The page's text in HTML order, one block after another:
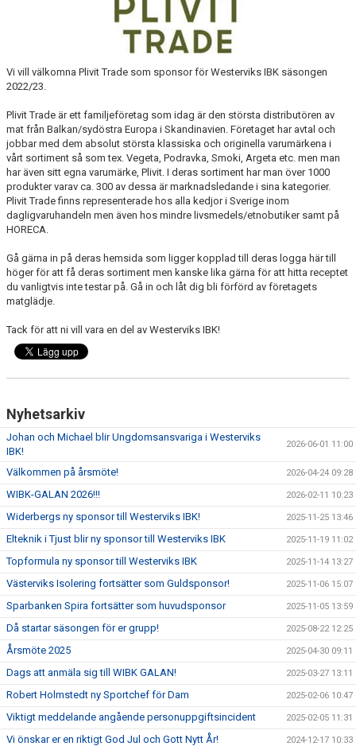
INFORMATION
Vi vill välkomna Plivit Trade som sponsor för Westerviks IBK säsongen
2022/23.
Plivit Trade är ett familjeföretag som idag är den största distributören av
mat från Balkan/sydöstra Europa i Skandinavien. Företaget har avtal och
jobbar med dem absolut största klassiska och originella varumärkena i
vårt sortiment så som tex. Vegeta, Podravka, Smoki, Argeta etc. men man
har även sitt egna varumärke, Plivit. I deras sortiment har man över 1000
produkter varav ca. 300 av dessa är marknadsledande i sina kategorier.
Plivit Trade finns representerade hos alla kedjor i Sverige inom
dagligvaruhandeln men även hos mindre livsmedels/etnobutiker samt på
HORECA.
Gå gärna in på deras hemsida som ligger kopplad till deras logga här till
höger för att få deras sortiment men kanske lika gärna för att hitta receptet
du vanligtvis inte testar på. Gå in och låt dig bli förförd av företagets
matglädje.
Tack för att ni vill vara en del av Westerviks IBK!
Nyhetsarkiv
Johan och Michael blir Ungdomsansvariga i Westerviks
IBK!
2026-06-01 11:00
Välkommen på årsmöte! 2026-04-24 09:28
WIBK-GALAN 2026!!! 2026-02-11 10:23
Widerbergs ny sponsor till Westerviks IBK! 2025-11-25 13:46
Elteknik i Tjust blir ny sponsor till Westerviks IBK 2025-11-19 11:02
Topformula ny sponsor till Westerviks IBK 2025-11-14 13:27
Västerviks Isolering fortsätter som Guldsponsor! 2025-11-06 15:07
Sparbanken Spira fortsätter som huvudsponsor 2025-11-05 13:59
Då startar säsongen för er grupp! 2025-08-22 12:25
Årsmöte 2025 2025-04-30 09:11
Dags att anmäla sig till WIBK GALAN! 2025-03-27 13:11
Robert Holmstedt ny Sportchef för Dam 2025-02-06 10:47
Viktigt meddelande angående personuppgiftsincident 2025-02-05 11:31
Vi önskar er en riktigt God Jul och Gott Nytt År! 2024-12-17 10:33